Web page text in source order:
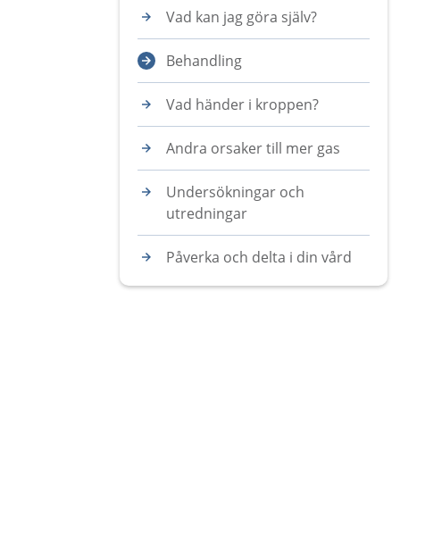
Vad kan jag göra själv?
Behandling
Vad händer i kroppen?
Andra orsaker till mer gas
Undersökningar och
utredningar
Påverka och delta i din vård